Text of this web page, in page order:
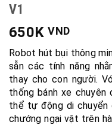
V1
650KVND
Robot hút bụi thông
sẵn các tính năng
thay cho con người.
thống bánh xe
thể tự động di chuyển
chướng ngại vật trên